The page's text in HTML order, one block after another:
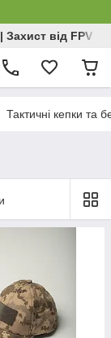
Захист від FPV |
Тактичні кепки та